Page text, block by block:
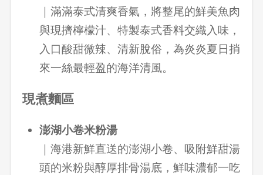
｜滿滿泰式清爽香氣，將整尾的鮮美魚肉
與現擠檸檬汁、特製泰式香料交織入味，
入口酸甜微辣、清新脫俗，為炎炎夏日捎
來一絲最輕盈的海洋清風。
現煮麵區
澎湖小卷米粉湯
｜海港新鮮直送的澎湖小卷、吸附鮮甜湯
頭的米粉與醇厚排骨湯底，鮮味濃郁一吃